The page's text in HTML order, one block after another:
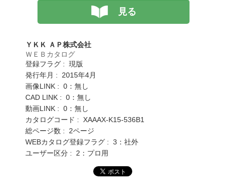
見る
ＹＫＫ ＡＰ株式会社
ＷＥＢカタログ
登録フラグ : 現版
発行年月 : 2015年4月
画像LINK : 0：無し
CAD LINK : 0：無し
動画LINK : 0：無し
カタログコード : XAAAX-K15-536B1
総ページ数 : 2ページ
WEBカタログ登録フラグ : 3：社外
ユーザー区分 : 2：プロ用